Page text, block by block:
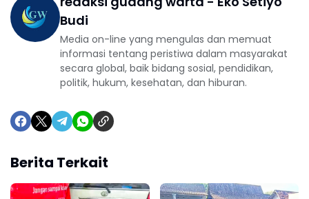
Budi
Media on-line yang mengulas dan memuat
informasi tentang peristiwa dalam masyarakat
secara global, baik bidang sosial, pendidikan,
politik, hukum, kesehatan, dan hiburan.
Berita Terkait